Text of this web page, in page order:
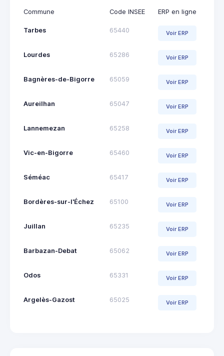
Commune Code INSEE ERP en ligne
Tarbes 65440 Voir ERP
Lourdes 65286 Voir ERP
Bagnères-de-Bigorre 65059 Voir ERP
Aureilhan 65047 Voir ERP
Lannemezan 65258 Voir ERP
Vic-en-Bigorre 65460 Voir ERP
Séméac 65417 Voir ERP
Bordères-sur-l'Échez 65100 Voir ERP
Juillan 65235 Voir ERP
Barbazan-Debat 65062 Voir ERP
Odos 65331 Voir ERP
Argelès-Gazost 65025 Voir ERP